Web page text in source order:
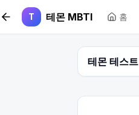
본문 바로가기
T 테몬 MBTI 홈
테몬 테스트